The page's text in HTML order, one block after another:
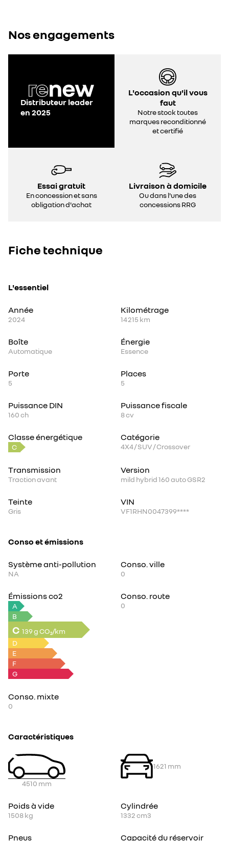
Nos engagements
Distributeur leader
en 2025
L'occasion qu'il vous
faut
Notre stock toutes
marques reconditionné
et certifié
Essai gratuit
En concession et sans
obligation d'achat
Livraison à domicile
Ou dans l'une des
concessions RRG
Fiche technique
L'essentiel
Année
2024
Kilométrage
14 215 km
Boîte
Automatique
Énergie
Essence
Porte
5
Places
5
Puissance DIN
160ch
Puissance fiscale
8cv
Classe énergétique
C
Catégorie
4X4 / SUV / Crossover
Transmission
Traction avant
Version
mild hybrid 160 auto GSR2
Teinte
Gris
VIN
VF1RHN0047399****
Conso et émissions
Système anti-pollution
NA
Conso. ville
0
Émissions co2
A
B
C 139 g CO₂/km
D
E
F
G
Conso. route
0
Conso. mixte
0
Caractéristiques
4510 mm
1621 mm
Poids à vide
1508kg
Cylindrée
1332cm3
Pneus Capacité du réservoir